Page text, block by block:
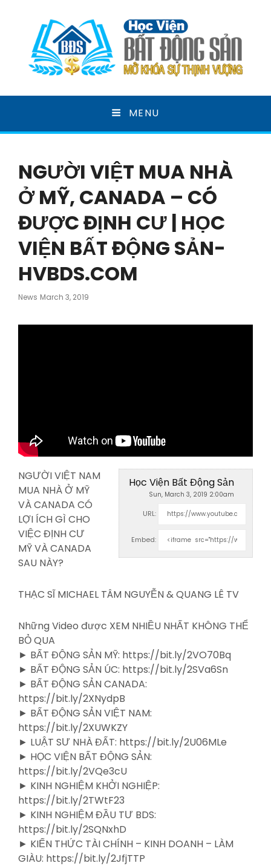
HỌC VIỆN BẤT ĐỘNG
SẢN
MENU
NGƯỜI VIỆT MUA NHÀ
Ở MỸ, CANADA – CÓ
ĐƯỢC ĐỊNH CƯ | HỌC
VIỆN BẤT ĐỘNG SẢN-
HVBDS.COM
News Posted
March 3, 2019
Học Viện Bất Động Sản
Sun, March 3, 2019 2:00am
URL:
Embed:
NGƯỜI VIỆT NAM
MUA NHÀ Ở MỸ
VÀ CANADA CÓ
LỢI ÍCH GÌ CHO
VIỆC ĐỊNH CƯ
MỸ VÀCANADA
SAU NÀY?
THẠC SĨ MICHAEL TÂM NGUYỄN & QUANG LÊ TV
Những Video được XEM NHIỀU NHẤT KHÔNG THỂ
BỎ QUA
► BẤT ĐỘNG SẢN MỸ: https://bit.ly/2VO70Bq
► BẤT ĐỘNG SẢN ÚC: https://bit.ly/2SVa6Sn
► BẤT ĐỘNG SẢN CANADA:
https://bit.ly/2XNydpB
► BẤT ĐỘNG SẢN VIỆT NAM:
https://bit.ly/2XUWKZY
► LUẬT SƯ NHÀ ĐẤT: https://bit.ly/2U06MLe
► HỌC VIỆN BẤT ĐỘNG SẢN:
https://bit.ly/2VQe3cU
► KINH NGHIỆM KHỞI NGHIỆP:
https://bit.ly/2TWtF23
► KINH NGHIỆM ĐẦU TƯ BDS:
https://bit.ly/2SQNxhD
► KIẾN THỨC TÀI CHÍNH – KINH DOANH – LÀM
GIÀU: https://bit.ly/2JfjTTP